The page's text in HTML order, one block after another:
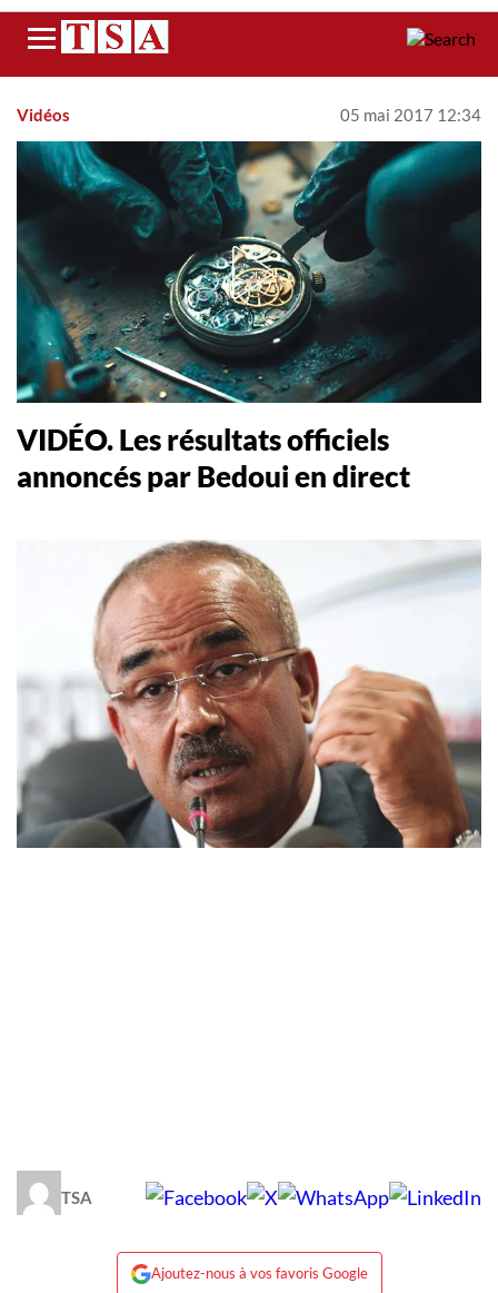
Menu
Vidéos 05 mai 2017 12:34
VIDÉO. Les résultats officiels
annoncés par Bedoui en direct
TSA
Ajoutez-nous à vos favoris Google